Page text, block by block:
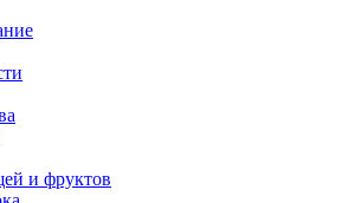
и фруктов